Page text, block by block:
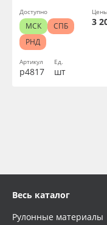
Артикул
р4817
Ед.
шт
Цены
3
Доступно
МСК
СПБ
РНД
Весь каталог
Рулонные материалы